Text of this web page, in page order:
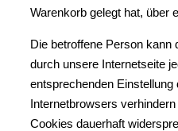
Warenkorb gelegt hat, über
Die betroffene Person kann
durch unsere Internetseite
entsprechenden Einstellung
Internetbrowsers
Cookies dauerhaft